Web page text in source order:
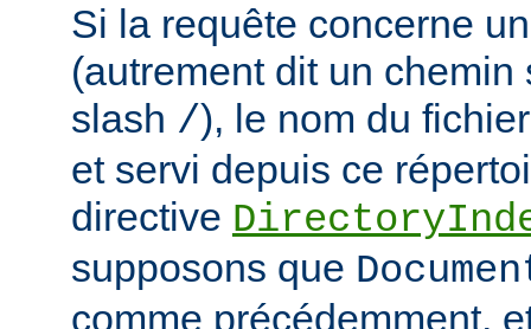
Si la requête concerne
(autrement dit un
slash /), le nom du
et servi depuis ce
directive
supposons que
comme précédemment,